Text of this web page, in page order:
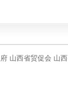
山西省贸促会 山